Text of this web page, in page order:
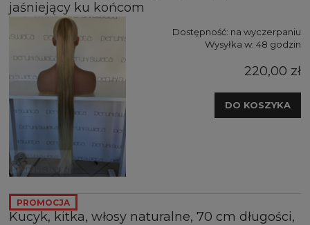
jaśniejący ku końcom
Dostępność: na wyczerpaniu
Wysyłka w: 48 godzin
220,00 zł
DO KOSZYKA
Kucyk, kitka, włosy naturalne, 70 cm długości,
PROMOCJA